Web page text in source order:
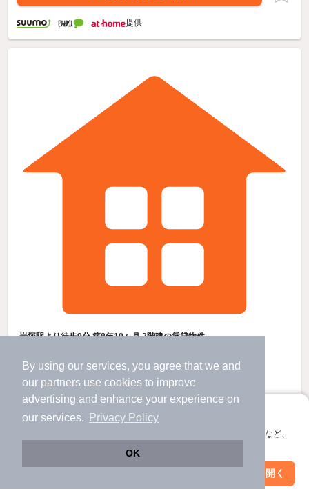
By using our services, you agree that we and
our partners use cookies to improve
advertising and enhance your experience on
our services.
Privacy Policy
OK
アプリに切り替えて、サクサクお部屋探し
会員登録なしですぐ使える。マップ検索やお気に入り保存など、
アプリを開く
提供
岩塚駅より徒歩9分 築8年10ヶ月 2階建の賃貸物件
岩塚駅 歩9 分 （東山線）
近鉄八田駅 歩
ほか1駅（徒歩20分圏内）
愛知県名古屋市中村区岩塚町３
2階建 / 8年10ヶ月 / 木造
万円
絞り込み条件を変更